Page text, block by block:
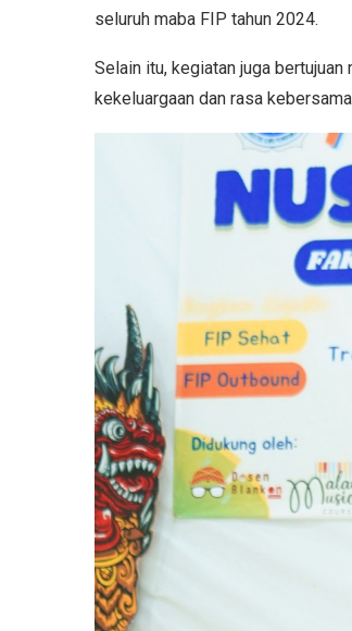
seluruh maba FIP tahun 2024.
Selain itu, kegiatan juga
kekeluargaan dan rasa